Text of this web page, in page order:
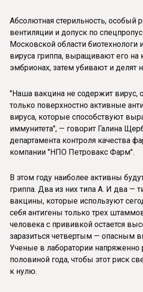
Абсолютная стерильность, особый
вентиляции и допуск по
Московской области биотехнологи
вируса гриппа, выращивают его на
эмбрионах, затем убивают и делят
"Наша вакцина не содержит вирус,
только поверхностно активные
вируса, которые способствуют
иммунитета", — говорит Галина
департамента контроля качества
компании "НПО Петровакс Фарм".
В этом году наиболее активны
гриппа. Два из них типа А. И два —
вакцины, которые используют
себя антигены только трех
человека с прививкой остается
заразиться четвертым — опасным
Ученые в лаборатории напряженно
половиной года, чтобы этот риск
к нулю.